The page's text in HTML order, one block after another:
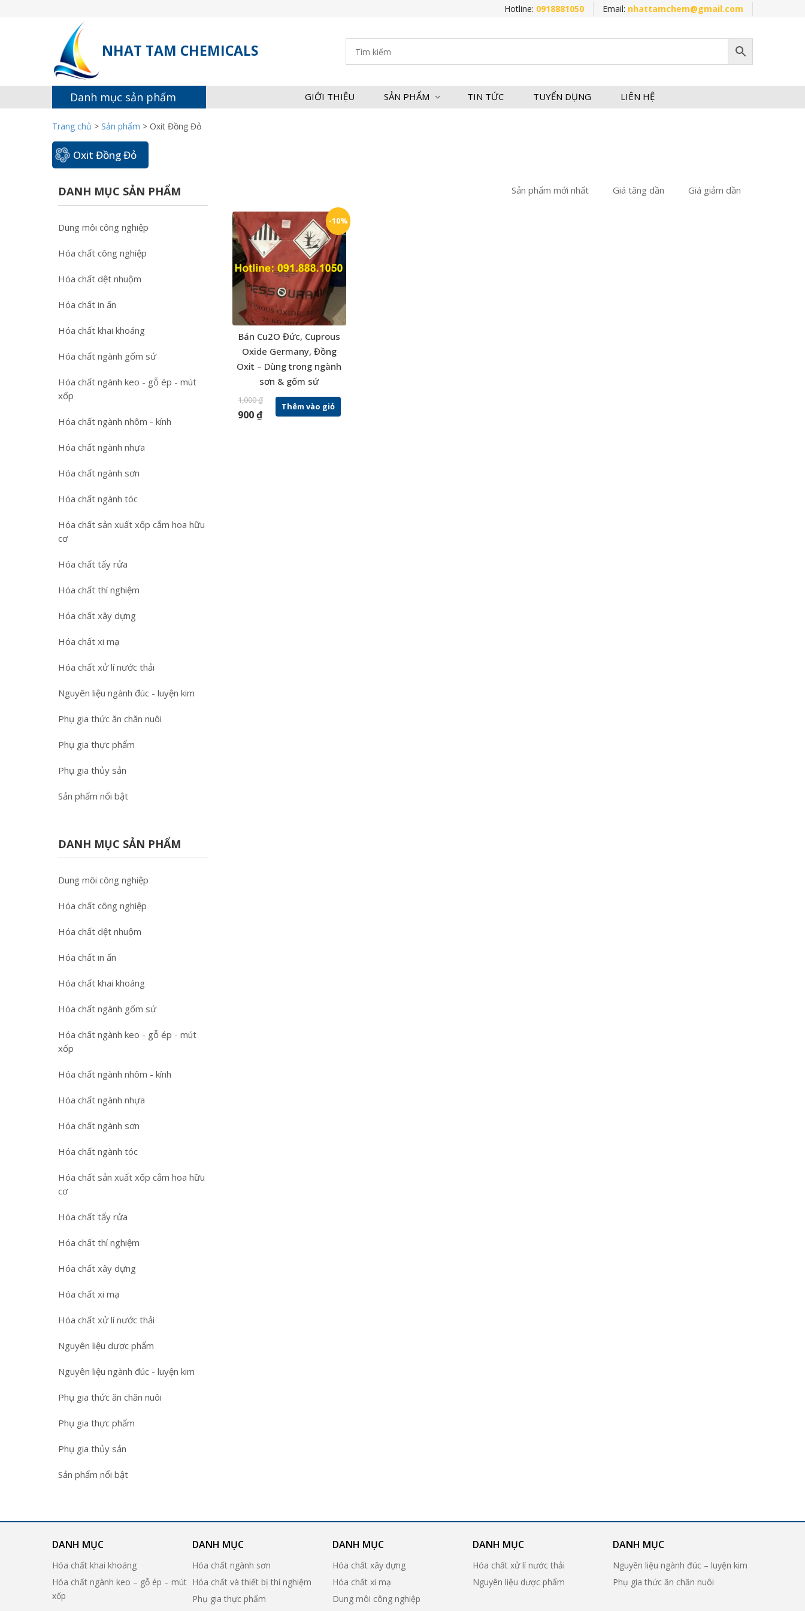
Hotline: 0918881050 Email: nhattamchem@gmail.com
NHAT TAM CHEMICALS
Danh mục sản phẩm GIỚI THIỆU SẢN PHẨM TIN TỨC TUYỂN DỤNG LIÊN HỆ
Trang chủ > Sản phẩm > Oxit Đồng Đỏ
Oxit Đồng Đỏ
Sản phẩm mới nhất Giá tăng dần Giá giảm dần
-10%
Bán Cu2O Đức, Cuprous
Oxide Germany, Đồng
Oxit – Dùng trong ngành
sơn & gốm sứ
1,000₫
900₫
Thêm vào giỏ
DANH MỤC SẢN PHẨM
Dung môi công nghiệp
Hóa chất công nghiệp
Hóa chất dệt nhuộm
Hóa chất in ấn
Hóa chất khai khoáng
Hóa chất ngành gốm sứ
Hóa chất ngành keo - gỗ ép - mút
xốp
Hóa chất ngành nhôm - kính
Hóa chất ngành nhựa
Hóa chất ngành sơn
Hóa chất ngành tóc
Hóa chất sản xuất xốp cắm hoa hữu
cơ
Hóa chất tẩy rửa
Hóa chất thí nghiệm
Hóa chất xây dựng
Hóa chất xi mạ
Hóa chất xử lí nước thải
Nguyên liệu ngành đúc - luyện kim
Phụ gia thức ăn chăn nuôi
Phụ gia thực phẩm
Phụ gia thủy sản
Sản phẩm nổi bật
DANH MỤC SẢN PHẨM
Dung môi công nghiệp
Hóa chất công nghiệp
Hóa chất dệt nhuộm
Hóa chất in ấn
Hóa chất khai khoáng
Hóa chất ngành gốm sứ
Hóa chất ngành keo - gỗ ép - mút
xốp
Hóa chất ngành nhôm - kính
Hóa chất ngành nhựa
Hóa chất ngành sơn
Hóa chất ngành tóc
Hóa chất sản xuất xốp cắm hoa hữu
cơ
Hóa chất tẩy rửa
Hóa chất thí nghiệm
Hóa chất xây dựng
Hóa chất xi mạ
Hóa chất xử lí nước thải
Nguyên liệu dược phẩm
Nguyên liệu ngành đúc - luyện kim
Phụ gia thức ăn chăn nuôi
Phụ gia thực phẩm
Phụ gia thủy sản
Sản phẩm nổi bật
DANH MỤC
Hóa chất khai khoáng
Hóa chất ngành keo – gỗ ép – mút
xốp
DANH MỤC
Hóa chất ngành sơn
Hóa chất và thiết bị thí nghiệm
Phụ gia thực phẩm
DANH MỤC
Hóa chất xây dựng
Hóa chất xi mạ
Dung môi công nghiệp
DANH MỤC
Hóa chất xử lí nước thải
Nguyên liệu dược phẩm
DANH MỤC
Nguyên liệu ngành đúc – luyện kim
Phụ gia thức ăn chăn nuôi